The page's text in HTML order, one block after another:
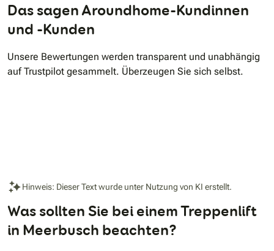
Das sagen Aroundhome-Kundinnen
und -Kunden
Unsere Bewertungen werden transparent und unabhängig
auf Trustpilot gesammelt. Überzeugen Sie sich selbst.
Hinweis: Dieser Text wurde unter Nutzung von KI erstellt.
Was sollten Sie bei einem Treppenlift
in Meerbusch beachten?